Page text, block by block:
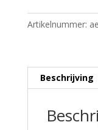
Artikelnummer:
Beschrijving